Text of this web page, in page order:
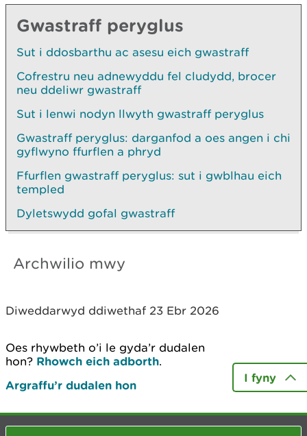
Gwastraff peryglus
Sut i ddosbarthu ac asesu eich gwastraff
Cofrestru neu adnewyddu fel cludydd, brocer
neu ddeliwr gwastraff
Sut i lenwi nodyn llwyth gwastraff peryglus
Gwastraff peryglus: darganfod a oes angen i chi
gyflwyno ffurflen a phryd
Ffurflen gwastraff peryglus: sut i gwblhau eich
templed
Dyletswydd gofal gwastraff
Archwilio mwy
Diweddarwyd ddiwethaf 23 Ebr 2026
Oes rhywbeth o’i le gyda’r dudalen
hon? Rhowch eich adborth.
Argraffu’r dudalen hon
I fyny